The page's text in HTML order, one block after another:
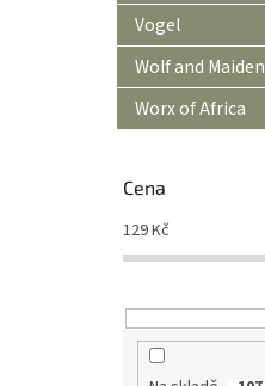
Vogel
Wolf and Maiden
Worx of Africa
Cena
129Kč